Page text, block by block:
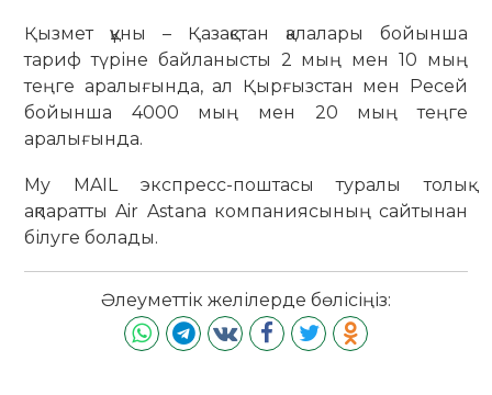
Қызмет құны – Қазақстан қалалары бойынша
тариф түріне байланысты 2 мың мен 10 мың
теңге аралығында, ал Қырғызстан мен Ресей
бойынша 4000 мың мен 20 мың теңге
аралығында.
My MAIL экспресс-поштасы туралы толық
ақпаратты Air Astana компаниясының сайтынан
білуге болады.
Әлеуметтік желілерде бөлісіңіз: